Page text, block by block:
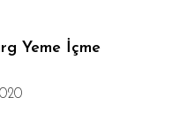
Yeme İçme